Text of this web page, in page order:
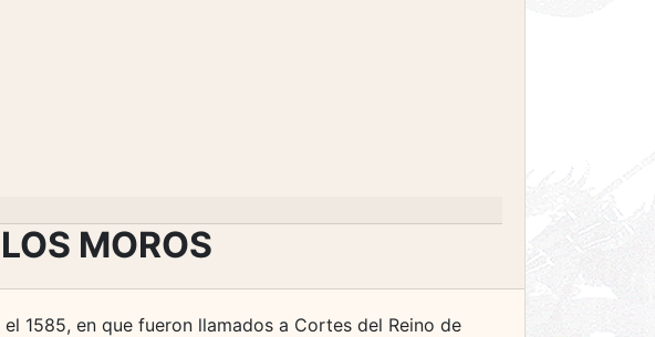
MOROS
1585, en que fueron llamados a Cortes del Reino de